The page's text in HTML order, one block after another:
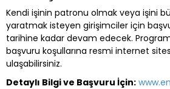
Kendi işinin patronu olmak veya işini
yaratmak isteyen girişimciler için
tarihine kadar devam edecek.
başvuru koşullarına resmi internet
ulaşabilirsiniz.
Detaylı Bilgi ve Başvuru İçin: